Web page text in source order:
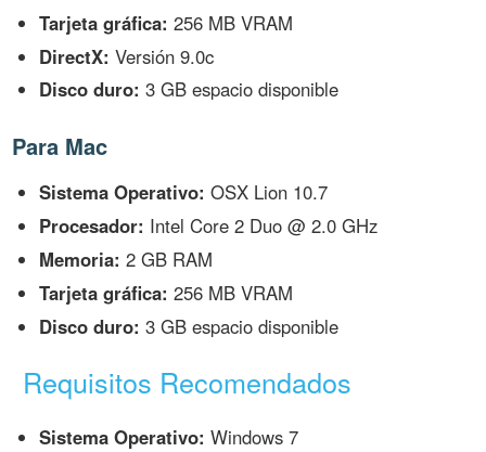
Tarjeta gráfica: 256 MB VRAM
DirectX: Versión 9.0c
Disco duro: 3 GB espacio disponible
Para Mac
Sistema Operativo: OSX Lion 10.7
Procesador: Intel Core 2 Duo @ 2.0 GHz
Memoria: 2 GB RAM
Tarjeta gráfica: 256 MB VRAM
Disco duro: 3 GB espacio disponible
Requisitos Recomendados
Sistema Operativo: Windows 7